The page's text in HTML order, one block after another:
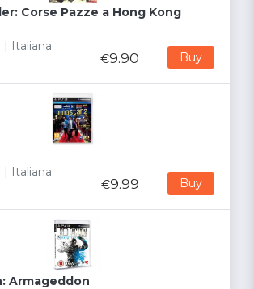
Corse Pazze a Hong Kong
| Italiana
€9.90 Buy
| Italiana
€9.99 Buy
Armageddon